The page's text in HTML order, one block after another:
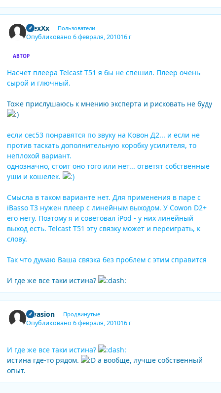
AlexXx Пользователи
Опубликовано6 февраля, 201016 г
АВТОР
Насчет плеера Telcast T51 я бы не спешил. Плеер очень
сырой и глючный.
Тоже прислушаюсь к мнению эксперта и рисковать не буду
если сес53 понравятся по звуку на Ковон Д2... и если не
против таскать дополнительную коробку усилителя, то
неплохой вариант.
однозначно, стоит оно того или нет... ответят собственные
уши и кошелек.
Смысла в таком варианте нет. Для применения в паре с
iBasso T3 нужен плеер с линейным выходом. У Cowon D2+
его нету. Поэтому я и советовал iPod - у них линейный
выход есть. Telcast T51 эту связку может и переиграть, к
слову.
Так что думаю Ваша связка без проблем с этим справится
И где же все таки истина?
invasion Продвинутые
Опубликовано6 февраля, 201016 г
И где же все таки истина?
истина где-то рядом.
а вообще, лучше собственный
опыт.